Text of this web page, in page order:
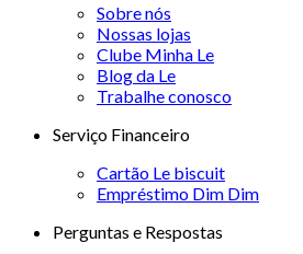
Sobre nós
Nossas lojas
Clube Minha Le
Blog da Le
Trabalhe conosco
Serviço Financeiro
Cartão Le biscuit
Empréstimo Dim Dim
Perguntas e Respostas